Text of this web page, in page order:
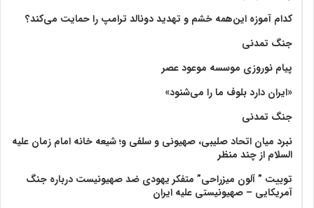
کدام آموزه این‌همه خشم و تهدید دونالد ترامپ را حمایت می‌کند؟
جنگ تمدنی
پیام نوروزی موسسه موعود عصر
«ایران دارد بلوف ما را می‌شنود»
جنگ تمدنی
نبرد میان اتحاد صلیبی، صهیونی و سلفی و؛ شیعه خانه امام زمان علیه
السلام از چند منظر
توییت ” آلون میزراحی” متفکر یهودی ضد صهیونیست درباره جنگ
آمریکایی – صهیونیستی علیه ایران